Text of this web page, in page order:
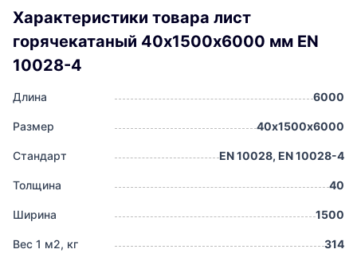
Характеристики товара лист
горячекатаный 40х1500х6000 мм EN
10028-4
Длина 6000
Размер 40х1500х6000
Стандарт EN 10028, EN 10028-4
Толщина 40
Ширина 1500
Вес 1 м2, кг 314